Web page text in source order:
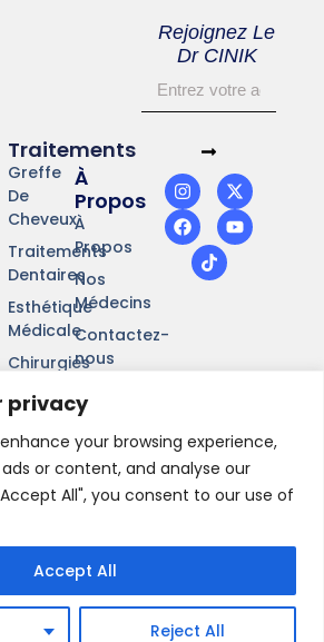
privacy
your browsing experience,
or content, and analyse our
All", you consent to our use of
Reject All
Accept All
À
Propos
À
Propos
Nos
Médecins
Contactez-
nous
Blog
Traitements
Greffe
De
Cheveux
Traitements
Dentaires
Esthétique
Médicale
Chirurgies
Rejoignez Le
Dr CINIK